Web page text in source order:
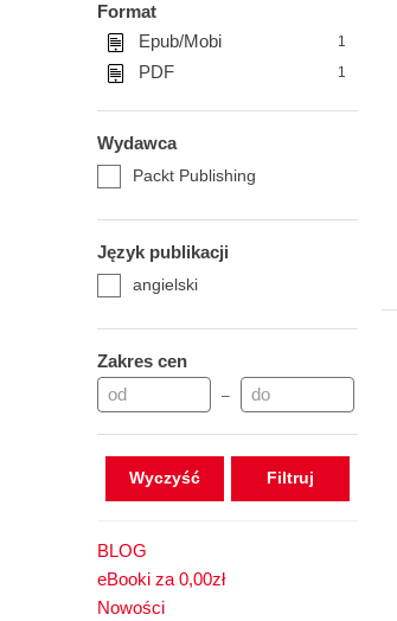
Format
Epub/Mobi
1
PDF 1
Wydawca
Packt Publishing
Język publikacji
angielski
Zakres cen
–
Wyczyść
BLOG
eBooki za 0,00zł
Nowości